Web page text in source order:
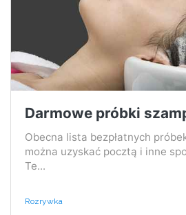
Darmowe próbki
Obecna lista bezpłatnych
można uzyskać pocztą i inne
Te...
Rozrywka